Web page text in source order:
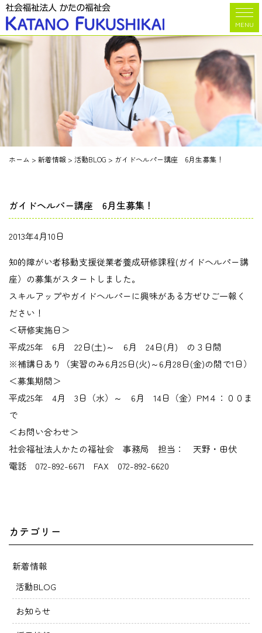
MENU
ホーム > 新着情報 > 活動BLOG > ガイドヘルパー講座 6月生募集！
ガイドヘルパー講座 6月生募集！
2013年4月10日
知的障がい者移動支援従業者養成研修課程(ガイドヘルパー講
座）の募集がスタートしました。
スキルアップやガイドヘルパーに興味がある方ぜひご一報く
ださい！
＜研修実施日＞
平成25年 6月 22日(土)～ 6月 24日(月) の３日間
※補講日あり（実習のみ6月25日(火)～6月28日(金)の間で1日）
＜募集期間＞
平成25年 4月 3日（水）～ 6月 14日（金）PM４：００ま
で
＜お問い合わせ＞
社会福祉法人かたの福祉会 事務局 担当： 天野・田伏
電話 072-892-6671 FAX 072-892-6620
カテゴリー
新着情報
活動BLOG
お知らせ